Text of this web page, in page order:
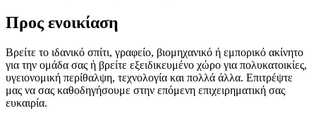
Προς ενοικίαση
Βρείτε το ιδανικό σπίτι, γραφείο, βιομηχανικό ή εμπορικό ακίνητο
για την ομάδα σας ή βρείτε εξειδικευμένο χώρο για πολυκατοικίες,
υγειονομική περίθαλψη, τεχνολογία και πολλά άλλα. Επιτρέψτε
μας να σας καθοδηγήσουμε στην επόμενη επιχειρηματική σας
ευκαιρία.